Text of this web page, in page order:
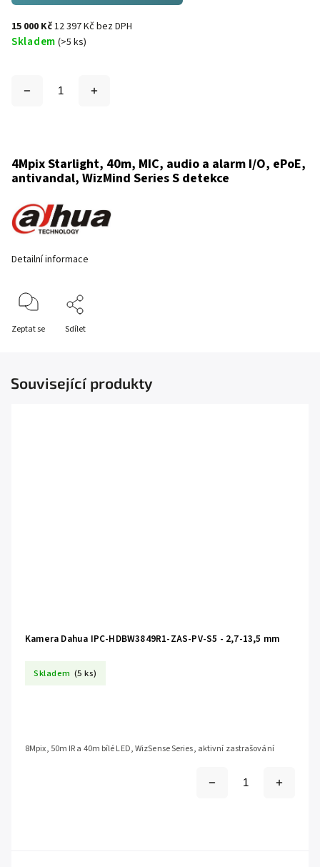
15 000 Kč12 397 Kč bez DPH
Skladem (>5 ks)
4Mpix Starlight, 40m, MIC, audio a alarm I/O, ePoE,
antivandal, WizMind Series S detekce
Detailní informace
Zeptat se Sdílet
Související produkty
Kamera Dahua IPC-HDBW3849R1-ZAS-PV-S5 - 2,7-13,5 mm
Skladem (5 ks)
8Mpix, 50m IR a 40m bílé LED, WizSense Series, aktivní zastrašování